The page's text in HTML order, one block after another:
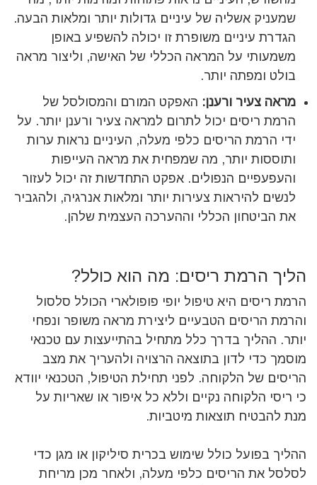
שמעניק אשליה של עיניים גדולות יותר ומלאות הבעה.
הגדרת עיניים משופרת זו יכולה להשפיע באופן
משמעותי על המראה הכללי של האישה, וליצור מראה
בולט ומפתה יותר.
מראה צעיר ורענן: האפקט המורם והמסולסל של
הרמת ריסים יכול לתרום למראה צעיר ורענן יותר. על
ידי הרמת הריסים כלפי מעלה, העיניים נראות ערות
ותוססות יותר, מה שמפחית את מראה העייפות
והעפעפיים הנפולים. אפקט התחדשות זה יכול לעזור
לנשים להיראות צעירות יותר ומלאות אנרגיה, ולהגביר
את הביטחון הכללי וההערכה העצמית שלהן.
הליך הרמת ריסים: מה הוא כולל?
הרמת ריסים היא טיפול יופי פופולארי הכולל סלסול
והרמת הריסים הטבעיים ליצירת מראה משופר ונפחי
יותר. ההליך בדרך כלל מתחיל בהתייעצות עם טכנאי
מוסמך כדי לדון בתוצאה הרצויה ולהעריך את מצב
הריסים של הלקוחה. לפני תחילת הטיפול, הטכנאי יוודא
כי ריסי הלקוחה נקיים וללא כל איפור או שאריות על
מנת להבטיח תוצאות מיטביות.
ההליך בפועל כולל שימוש בכרית סיליקון או מגן כדי
לסלסל את הריסים כלפי מעלה, ולאחר מכן מריחת